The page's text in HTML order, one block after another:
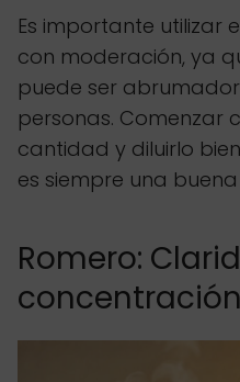
Es importante utilizar
con moderación, ya
puede ser
personas. Comenzar
cantidad y diluirlo
es siempre una buena
Romero:
concentración